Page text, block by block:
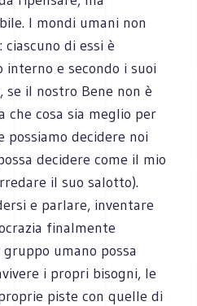
I mondi umani non
di essi è
e secondo i suoi
il nostro Bene non è
che cosa sia meglio per
possiamo decidere noi
decidere come il mio
il suo salotto).
e parlare, inventare
finalmente
umano possa
i propri bisogni, le
piste con quelle di